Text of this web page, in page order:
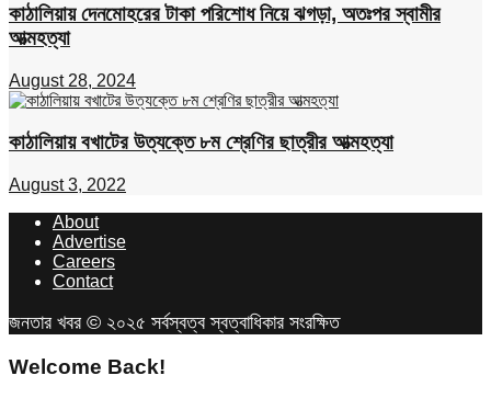
কাঠালিয়ায় দেনমোহরের টাকা পরিশোধ নিয়ে ঝগড়া, অতঃপর স্বামীর
আত্মহত্যা
August 28, 2024
কাঠালিয়ায় বখাটের উত্যক্তে ৮ম শ্রেণির ছাত্রীর আত্মহত্যা
August 3, 2022
About
Advertise
Careers
Contact
জনতার খবর © ২০২৫ সর্বস্বত্ব স্বত্বাধিকার সংরক্ষিত
Welcome Back!